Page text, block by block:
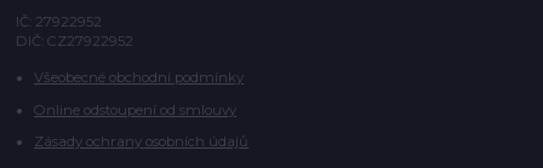
IČ: 27922952
DIČ: CZ27922952
Všeobecné obchodní podmínky
Online odstoupení od smlouvy
Zásady ochrany osobních údajů